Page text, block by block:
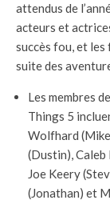
attendus de
acteurs et
succès fou, et les
suite des
Les membres
Things 5
Wolfhard
(Dustin), Caleb
Joe Keery
(Jonathan) et